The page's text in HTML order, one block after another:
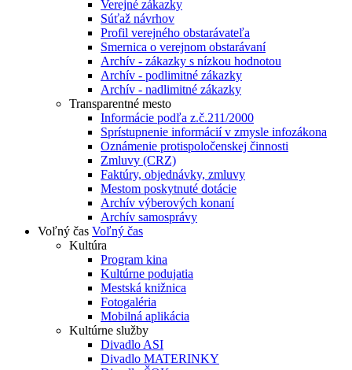
Verejné zákazky
Súťaž návrhov
Profil verejného obstarávateľa
Smernica o verejnom obstarávaní
Archív - zákazky s nízkou hodnotou
Archív - podlimitné zákazky
Archív - nadlimitné zákazky
Transparentné mesto
Informácie podľa z.č.211/2000
Sprístupnenie informácií v zmysle infozákona
Oznámenie protispoločenskej činnosti
Zmluvy (CRZ)
Faktúry, objednávky, zmluvy
Mestom poskytnuté dotácie
Archív výberových konaní
Archív samosprávy
Voľný čas Voľný čas
Kultúra
Program kina
Kultúrne podujatia
Mestská knižnica
Fotogaléria
Mobilná aplikácia
Kultúrne služby
Divadlo ASI
Divadlo MATERINKY